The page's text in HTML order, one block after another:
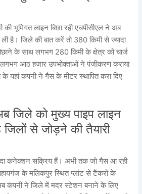
भूमिगत लाइन बिछा रही एचपीसीएल ने अब
है। जिले की बात करें तो 380 किमी से ज्यादा
के साथ लगभग 280 किमी के क्षेत्र को चार्ज
लगभग आठ हजार उपभोक्ताओं ने पंजीकरण कराया
यहां कंपनी ने गैस के मीटर स्थापित करा दिए
अब जिले को मुख्य पाइप लाइन
से जोड़ने की तैयारी
कनेक्शन सक्रिय हैं। अभी तक जो गैस आ रही
के मलिकपुर स्थित प्लांट से टैंकरों के
कंपनी ने जिले में मदर स्टेशन बनाने के लिए